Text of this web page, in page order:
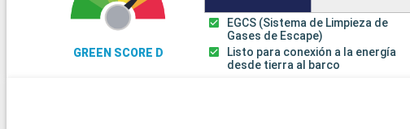
GREEN SCORE D
EGCS (Sistema de Limpieza de
Gases de Escape)
Listo para conexión a la energía
desde tierra al barco